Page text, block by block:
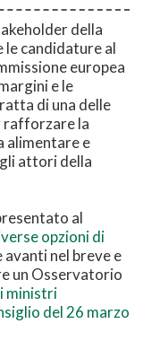
della
candidature al
europea
e le
di una delle
rafforzare la
alimentare e
attori della
al
opzioni di
nel breve e
un Osservatorio
ministri
del 26 marzo